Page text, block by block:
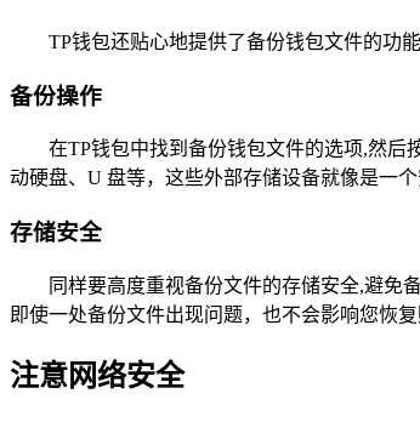
TP钱包还贴心地提供了备份钱包文件的功
备份操作
在TP钱包中找到备份钱包文件的选项,然
动硬盘、U 盘等，这些外部存储设备就像是一
存储安全
同样要高度重视备份文件的存储安全,避免
即使一处备份文件出现问题，也不会影响您恢复
注意网络安全